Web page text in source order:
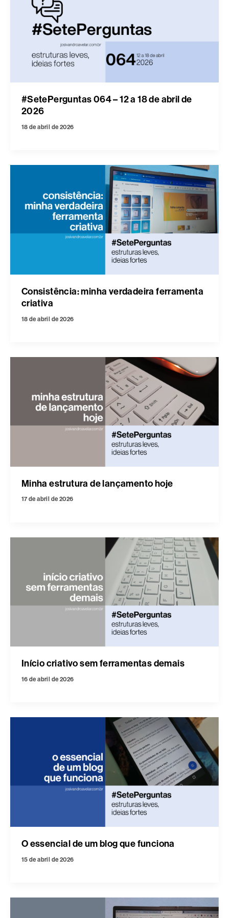
#SetePerguntas 064 – 12 a 18 de abril de
2026
18 de abril de 2026
Consistência: minha verdadeira ferramenta
criativa
18 de abril de 2026
Minha estrutura de lançamento hoje
17 de abril de 2026
Início criativo sem ferramentas demais
16 de abril de 2026
O essencial de um blog que funciona
15 de abril de 2026